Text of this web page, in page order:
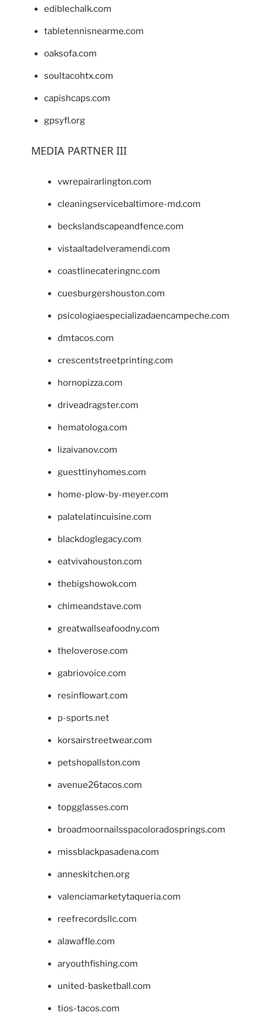
ediblechalk.com
tabletennisnearme.com
oaksofa.com
soultacohtx.com
capishcaps.com
gpsyfl.org
MEDIA PARTNER III
vwrepairarlington.com
cleaningservicebaltimore-md.com
beckslandscapeandfence.com
vistaaltadelveramendi.com
coastlinecateringnc.com
cuesburgershouston.com
psicologiaespecializadaencampeche.com
dmtacos.com
crescentstreetprinting.com
hornopizza.com
driveadragster.com
hematologa.com
lizaivanov.com
guesttinyhomes.com
home-plow-by-meyer.com
palatelatincuisine.com
blackdoglegacy.com
eatvivahouston.com
thebigshowok.com
chimeandstave.com
greatwallseafoodny.com
theloverose.com
gabriovoice.com
resinflowart.com
p-sports.net
korsairstreetwear.com
petshopallston.com
avenue26tacos.com
topgglasses.com
broadmoornailsspacoloradosprings.com
missblackpasadena.com
anneskitchen.org
valenciamarketytaqueria.com
reefrecordsllc.com
alawaffle.com
aryouthfishing.com
united-basketball.com
tios-tacos.com